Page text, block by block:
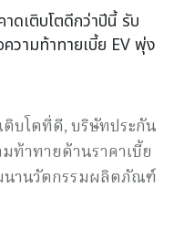
ดเติบโตดีกว่าปีนี้ รับ
วามท้าทายเบี้ย EV พุ่ง
บโตที่ดี, บริษัทประกัน
ท้าทายด้านราคาเบี้ย
นานวัตกรรมผลิตภัณฑ์